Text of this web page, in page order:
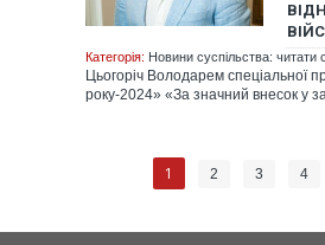
Категорія: Новини суспільства: читати
Цьогоріч Володарем спеціальної
року-2024» «За значний внесок у
1 2 3 4